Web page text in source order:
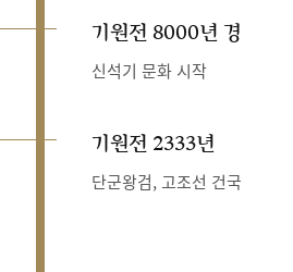
기원전 8000년 경
신석기 문화 시작
기원전 2333년
단군왕검, 고조선 건국